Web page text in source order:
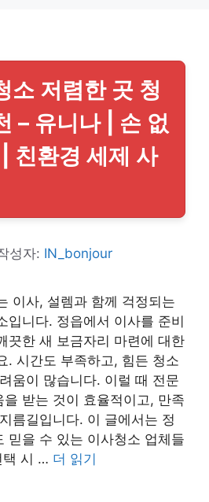
소 저렴한 곳 청
– 유니나 | 손 없
친환경 세제 사
성자: IN_bonjour
이사, 설렘과 함께 걱정되는
입니다. 정읍에서 이사를 준비
끗한 새 보금자리 마련에 대한
. 시간도 부족하고, 힘든 청소
움이 많습니다. 이럴 때 전문
받는 것이 효율적이고, 만족
름길입니다. 이 글에서는 정
믿을 수 있는 이사청소 업체들
택 시 … 더 읽기